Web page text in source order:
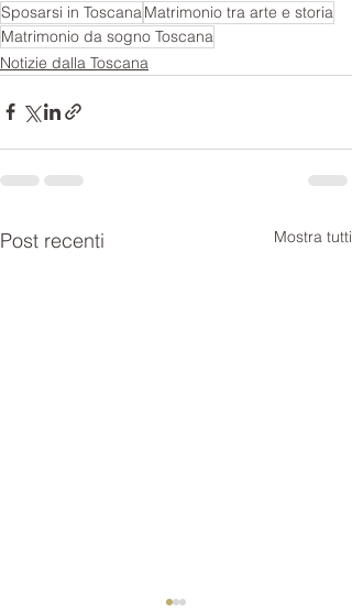
Sposarsi in ToscanaMatrimonio tra arte e storia
Matrimonio da sogno Toscana
Notizie dalla Toscana
Post recenti Mostra tutti